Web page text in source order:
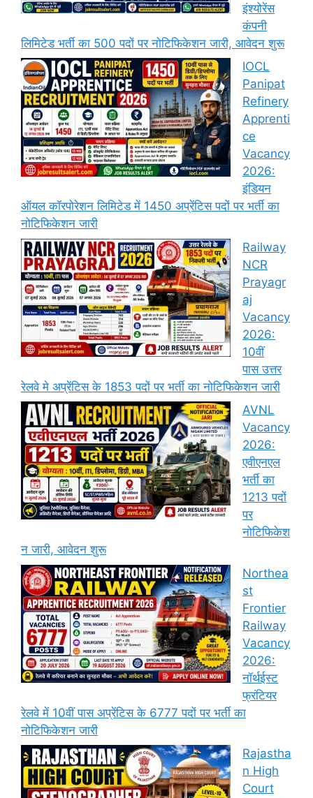
इंश्योरेंस
कंपनी
लिमिटेड भर्ती का 500 पदों पर नोटिफिकेशन जारी, आवेदन शुरू
IOCL
Panipat
Refinery
Apprenti
ce
Vacancy
2026:
इंडियन
ऑयल कॉरपोरेशन लिमिटेड में 1450 अप्रेंटिस पदों पर भर्ती का
नोटिफिकेशन जारी
Railway
NCR
Prayagr
aj
Vacancy
2026:
10वीं
पास उत्तर
रेलवे मे अप्रेंटिस के 1853 पदों पर भर्ती का नोटिफिकेशन जारी
AVNL
Vacancy
2026:
एवीएनएल
भर्ती का
1213 पदों
पर
नोटिफिकेश
न जारी, आवेदन शुरू
Northea
st
Frontier
Railway
Vacancy
2026:
नॉर्थईस्ट
फ्रंटियर
रेलवे में 10वीं पास अप्रेंटिस के 6777 पदों पर भर्ती का
नोटिफिकेशन जारी
Rajastha
n High
Court